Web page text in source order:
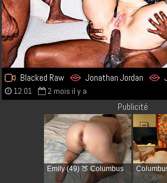
Blacked Raw Jonathan Jordan
12:01 2 mois il y a
Publicité
Emily (49) 🍑 Columbus